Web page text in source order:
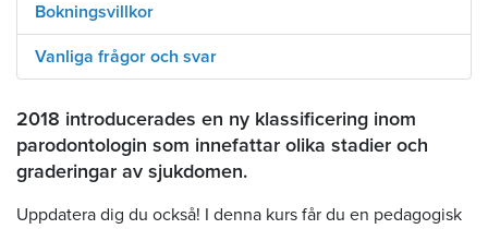
Bokningsvillkor
Vanliga frågor och svar
2018 introducerades en ny klassificering inom
parodontologin som innefattar olika stadier och
graderingar av sjukdomen.
Uppdatera dig du också! I denna kurs får du en pedagogisk